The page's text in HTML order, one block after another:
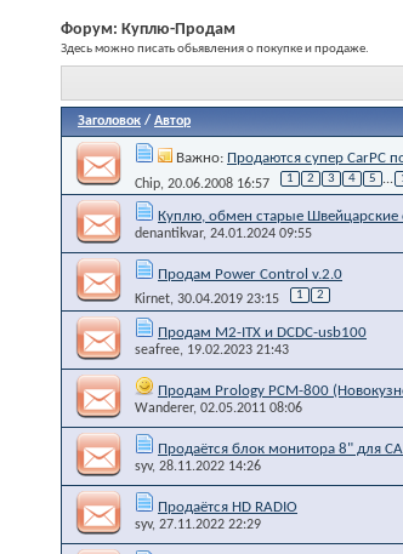
Форум: Куплю-Продам
Здесь можно писать обьявления о покупке и продаже.
Заголовок / Автор
Важно: Продаются супер CarPC
Chip, 20.06.2008 16:57 1 2 3 4 5 ...
Куплю, обмен старые
denantikvar, 24.01.2024 09:55
Продам Power Control v.2.0
Kirnet, 30.04.2019 23:15 1 2
Продам M2-ITX и DCDC-usb100
seafree, 19.02.2023 21:43
Продам Prology PCM-800
Wanderer, 02.05.2011 08:06
Продаётся блок монитора 8" для
syv, 28.11.2022 14:26
Продаётся HD RADIO
syv, 27.11.2022 22:29